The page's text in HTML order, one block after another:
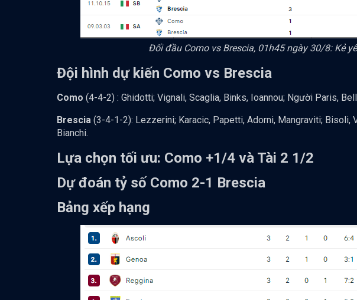
Đối đầu Como vs Brescia, 01h45 ngày 30/8: Kẻ
Đội hình dự kiến Como vs Brescia
Como (4-4-2) : Ghidotti; Vignali, Scaglia, Binks, Ioannou; Người Paris,
Brescia (3-4-1-2): Lezzerini; Karacic, Papetti, Adorni, Mangraviti; Bisoli,
Bianchi.
Lựa chọn tối ưu: Como +1/4 và Tài 2 1/2
Dự đoán tỷ số Como 2-1 Brescia
Bảng xếp hạng